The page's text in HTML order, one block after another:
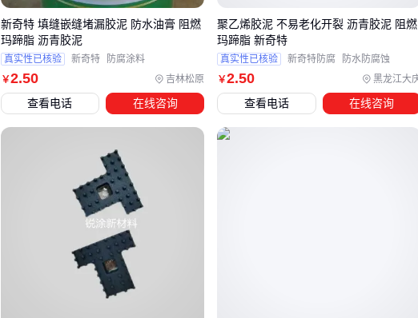
增强层：在易开裂部位加铺
寿命
记住：配套材料的兼容性很重要，不同厂家的底漆和面层可能
产生化学反应。
五、沥青胶泥涂层施工后，如何确保长期效果？
施工完成只是开始，后期维护决定最终效果：
修补时机：发现细小裂纹立即用
成大裂缝就难补救
定期检查：每年雨季前检查涂层是否起鼓、剥落，重点查看
阴阳角部位
清洁维护：化工区域沉积的腐蚀物要及时清理，避免持续侵
￥2.50 吉林松原
新奇特 填缝嵌缝堵漏胶泥 防水油膏 阻燃
玛蹄脂 沥青胶泥
真实性已核验 新奇特 防腐涂料
查看电话 在线咨询
￥2.50 黑龙江大
聚乙烯胶泥 不易老化开裂 沥青胶泥 阻燃
玛蹄脂 新奇特
真实性已核验 新奇特防腐 防水防腐蚀
查看电话 在线咨询